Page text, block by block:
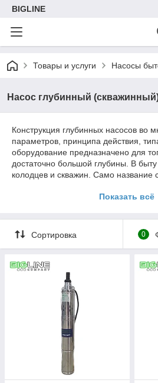
BIGLINE
Товары и услуги Насосы
Насос глубинный
Конструкция глубинных насосов во
параметров, принципа действия,
оборудование предназначено для
достаточно большой глубины. В
колодцев и скважин. Само название
воды, от устройства идет кабель
блоки. Сам насос обычно снабжается
встроенным фильтром, забор воды
Применяется только для чистой
Показать всё
Сортировка 0